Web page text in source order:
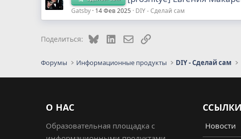
Gatsby 14 Фев 2025 DIY - Сделай сам
Поделиться: BlueskyLinkedInЭлектронная почта
Ссылка
Форумы Информационные продукты DIY - Сделай сам
О НАС
Образовательная площадка с
ССЫЛКИ
Новости